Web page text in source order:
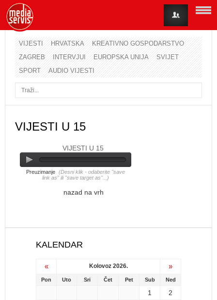
VIJESTI HRVATSKA
KREATIVNO GOSPODARSTVO
ZAGREB
INTERVJUI EUROPSKA UNIJA
SVIJET
SPORT
AUDIO VIJESTI
VIJESTI U 15
VIJESTI U 15
Preuzimanje (Desni klik - odaberite "save
link as" ili "save target as"...)
nazad na vrh
KALENDAR
« Kolovoz 2026. »
Pon Uto Sri Čet Pet Sub Ned
1
2
Korisničko ime
Lozinka
Zaboravili ste lozinku?